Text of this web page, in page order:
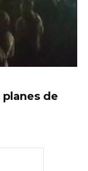
de